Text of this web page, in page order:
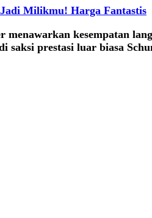
Milikmu! Harga Fantastis
kesempatan
saksi prestasi luar biasa